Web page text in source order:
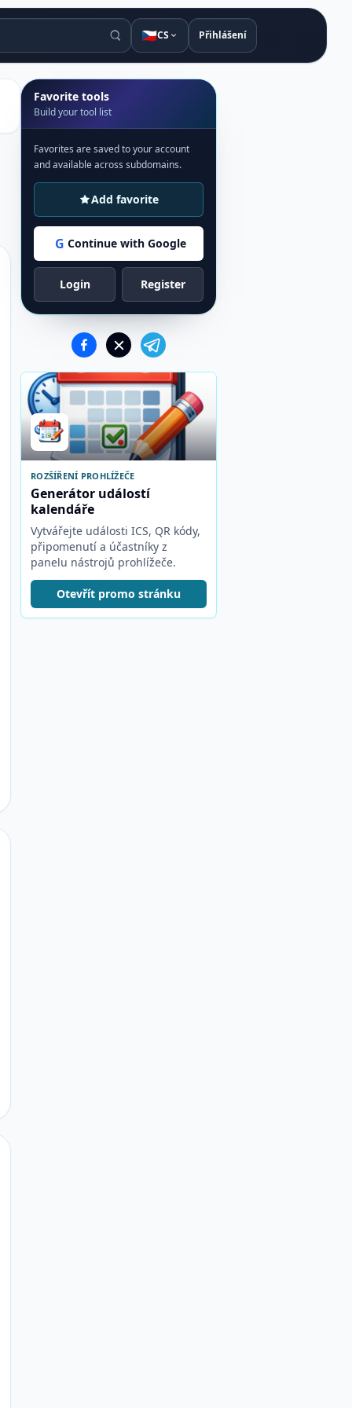
🇨🇿CS Přihlášení
Favorite tools
Build your tool list
Favorites are saved to your account
and available across subdomains.
Add favorite
G Continue with Google
Login Register
ROZŠÍŘENÍ PROHLÍŽEČE
Generátor událostí
kalendáře
Vytvářejte události ICS, QR kódy,
připomenutí a účastníky z
panelu nástrojů prohlížeče.
Otevřít promo stránku